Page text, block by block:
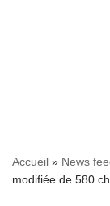
Accueil » News
modifiée de 580